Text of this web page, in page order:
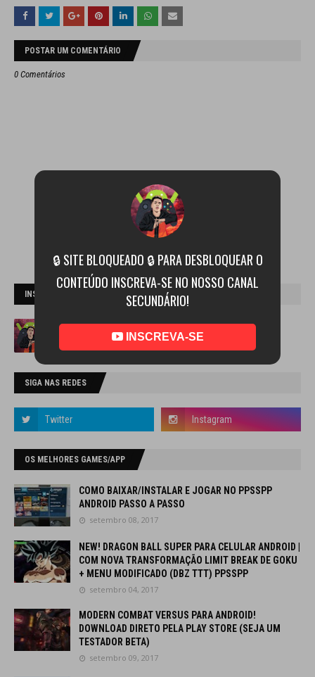
POSTAR UM COMENTÁRIO
0 Comentários
INSCREVA-SE NO CANAL
SIGA NAS REDES
OS MELHORES GAMES/APP
COMO BAIXAR/INSTALAR E JOGAR NO PPSSPP
ANDROID PASSO A PASSO
setembro 08, 2017
NEW! DRAGON BALL SUPER PARA CELULAR ANDROID |
COM NOVA TRANSFORMAÇÃO LIMIT BREAK DE GOKU
+ MENU MODIFICADO (DBZ TTT) PPSSPP
setembro 04, 2017
MODERN COMBAT VERSUS PARA ANDROID!
DOWNLOAD DIRETO PELA PLAY STORE (SEJA UM
TESTADOR BETA)
setembro 09, 2017
🔒 SITE BLOQUEADO 🔒 PARA DESBLOQUEAR O
CONTEÚDO INSCREVA-SE NO NOSSO CANAL
SECUNDÁRIO!
INSCREVA-SE